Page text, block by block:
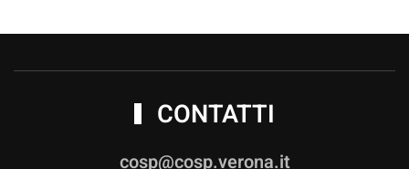
CONTATTI
cosp@cosp.verona.it